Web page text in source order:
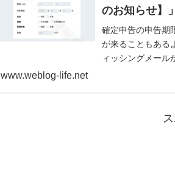
のお知らせ】
確定申告の申告期
が来ることもある
ィッシングメール
www.weblog-life.net